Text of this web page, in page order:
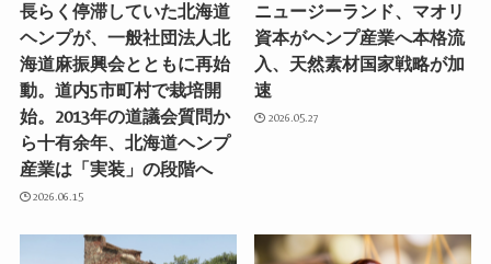
長らく停滞していた北海道
ヘンプが、一般社団法人北
海道麻振興会とともに再始
動。道内5市町村で栽培開
始。2013年の道議会質問か
ら十有余年、北海道ヘンプ
産業は「実装」の段階へ
2026.06.15
ニュージーランド、マオリ
資本がヘンプ産業へ本格流
入、天然素材国家戦略が加
速
2026.05.27